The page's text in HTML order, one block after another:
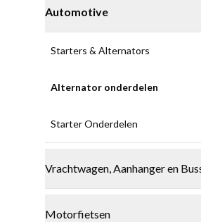
Automotive
Starters & Alternators
Alternator onderdelen
Starter Onderdelen
Vrachtwagen, Aanhanger en
Motorfietsen